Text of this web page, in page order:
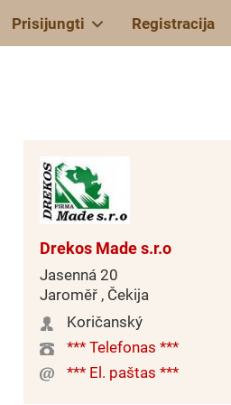
Prisijungti Registracija
Drekos Made s.r.o
Jasenná 20
Jaroměř , Čekija
Koričanský
*** Telefonas ***
*** El. paštas ***